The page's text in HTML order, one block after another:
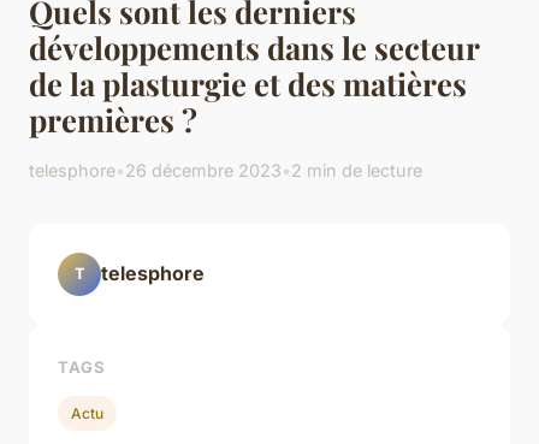
Quels sont les derniers
développements dans le secteur
de la plasturgie et des matières
premières ?
telesphore•26 décembre 2023•2 min de lecture
T telesphore
TAGS
Actu